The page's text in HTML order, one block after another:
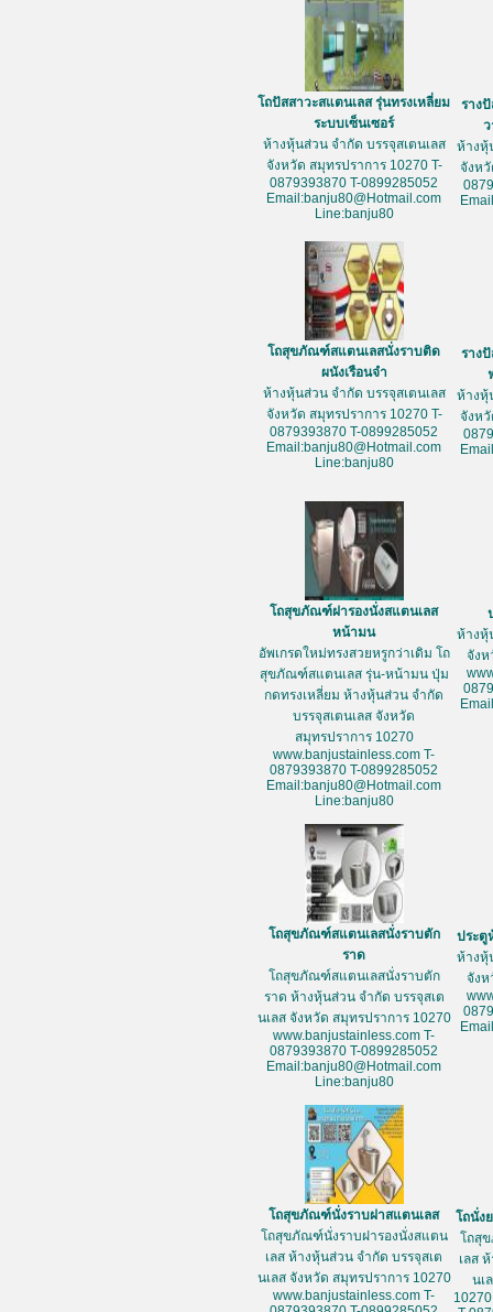
โถปัสสาวะสแตนเลส รุ่นทรงเหลี่ยม
ระบบเซ็นเซอร์
ห้างหุ้นส่วน จำกัด บรรจุสเตนเลส
จังหวัด สมุทรปราการ 10270 T-
0879393870 T-0899285052
Email:banju80@Hotmail.com
Line:banju80
ราง
ห้างหุ้
จังห
โถสุขภัณฑ์สแตนเลสนั่งราบติด
ผนังเรือนจำ
ห้างหุ้นส่วน จำกัด บรรจุสเตนเลส
จังหวัด สมุทรปราการ 10270 T-
0879393870 T-0899285052
Email:banju80@Hotmail.com
Line:banju80
ราง
ห้างหุ้
จังห
โถสุขภัณฑ์ฝารองนั่งสแตนเลส
หน้ามน
อัพเกรดใหม่ทรงสวยหรูกว่าเดิม โถ
สุขภัณฑ์สแตนเลส รุ่น-หน้ามน ปุ่ม
กดทรงเหลี่ยม ห้างหุ้นส่วน จำกัด
บรรจุสเตนเลส จังหวัด
สมุทรปราการ 10270
www.banjustainless.com T-
0879393870 T-0899285052
Email:banju80@Hotmail.com
Line:banju80
ห้างหุ้
จังห
โถสุขภัณฑ์สแตนเลสนั่งราบตัก
ราด
โถสุขภัณฑ์สแตนเลสนั่งราบตัก
ราด ห้างหุ้นส่วน จำกัด บรรจุสเต
นเลส จังหวัด สมุทรปราการ 10270
www.banjustainless.com T-
0879393870 T-0899285052
Email:banju80@Hotmail.com
Line:banju80
ประตู
ห้างหุ้
จังห
โถสุขภัณฑ์นั่งราบฝาสแตนเลส
โถสุขภัณฑ์นั่งราบฝารองนั่งสแตน
เลส ห้างหุ้นส่วน จำกัด บรรจุสเต
นเลส จังหวัด สมุทรปราการ 10270
www.banjustainless.com T-
โถนั่ง
โถสุ
เลส
นเ